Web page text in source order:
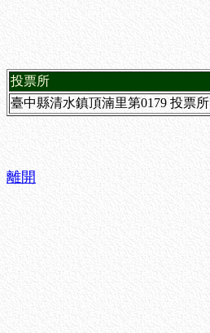
投票所
臺中縣清水鎮頂湳里第0179 投票所
離開